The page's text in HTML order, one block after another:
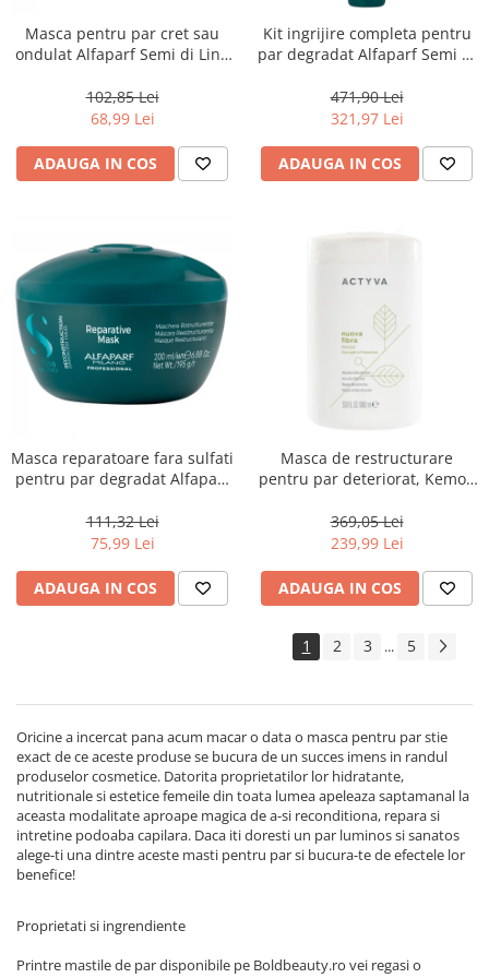
Masca pentru par cret sau
ondulat Alfaparf Semi di Lino
102,85 Lei
68,99 Lei
ADAUGA IN COS
Kit ingrijire completa pentru
par degradat Alfaparf Semi di
Reparative, Salon Size
471,90 Lei
321,97 Lei
ADAUGA IN COS
Masca reparatoare fara sulfati
pentru par degradat Alfaparf
Reconstruction, 200 ml
111,32 Lei
75,99 Lei
ADAUGA IN COS
Masca de restructurare
pentru par deteriorat, Kemon
369,05 Lei
239,99 Lei
ADAUGA IN COS
1 2 3 ... 5
Oricine a incercat pana acum macar o data o masca pentru par stie
exact de ce aceste produse se bucura de un succes imens in randul
produselor cosmetice. Datorita proprietatilor lor hidratante,
nutritionale si estetice femeile din toata lumea apeleaza saptamanal la
aceasta modalitate aproape magica de a-si reconditiona, repara si
intretine podoaba capilara. Daca iti doresti un par luminos si sanatos
alege-ti una dintre aceste masti pentru par si bucura-te de efectele lor
benefice!
Proprietati si ingrendiente
Printre mastile de par disponibile pe Boldbeauty.ro vei regasi o